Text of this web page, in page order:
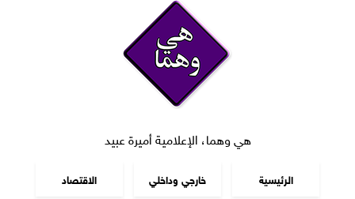
هي وهما، الإعلامية أميرة عبيد
الرئيسية خارجي وداخلي الاقتصاد